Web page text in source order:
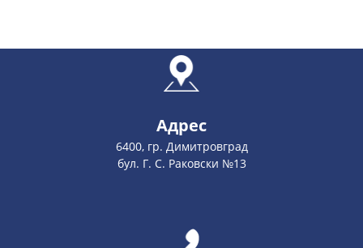
Адрес
6400, гр. Димитровград
бул. Г. С. Раковски №13